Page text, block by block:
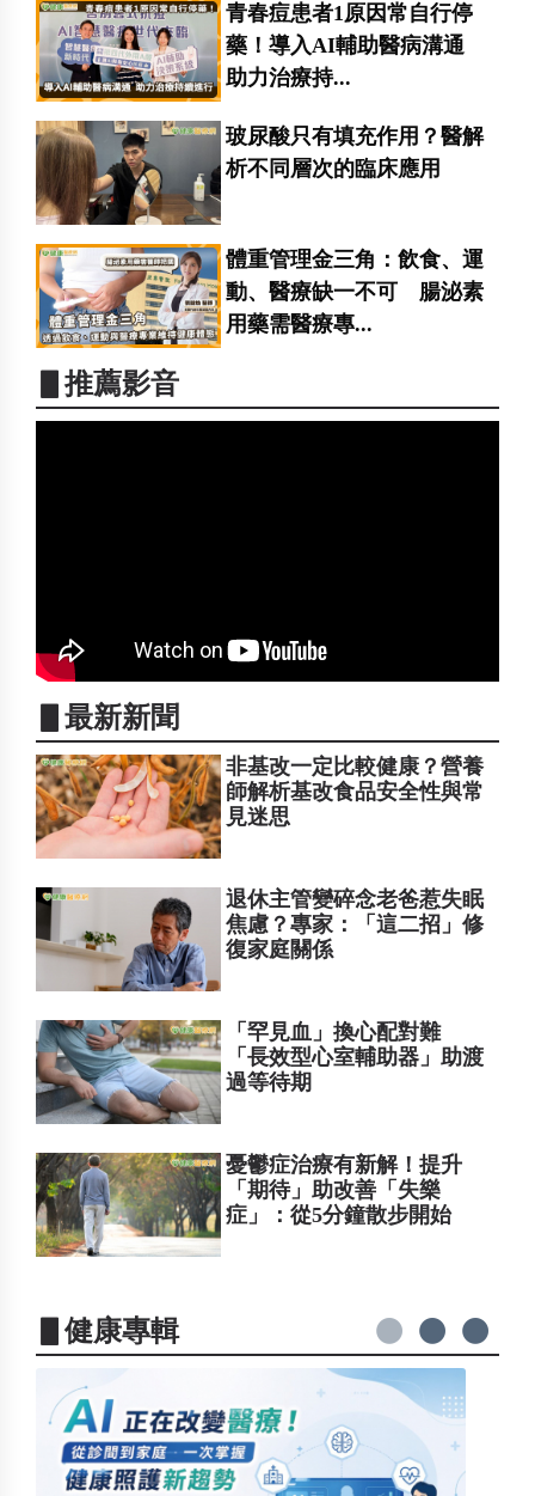
青春痘患者1原因常自行停
藥！導入AI輔助醫病溝通
助力治療持...
玻尿酸只有填充作用？醫解
析不同層次的臨床應用
體重管理金三角：飲食、運
動、醫療缺一不可 腸泌素
用藥需醫療專...
▋推薦影音
▋最新新聞
非基改一定比較健康？營養
師解析基改食品安全性與常
見迷思
退休主管變碎念老爸惹失眠
焦慮？專家：「這二招」修
復家庭關係
「罕見血」換心配對難
「長效型心室輔助器」助渡
過等待期
憂鬱症治療有新解！提升
「期待」助改善「失樂
症」：從5分鐘散步開始
▋健康專輯